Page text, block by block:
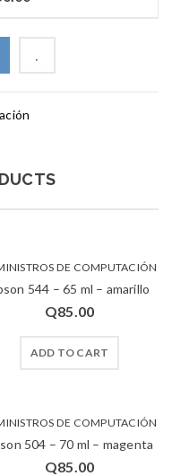
DE COMPUTACIÓN
544 – 65 ml – amarillo
Q85.00
ADD TO CART
DE COMPUTACIÓN
504 – 70 ml – magenta
Q85.00